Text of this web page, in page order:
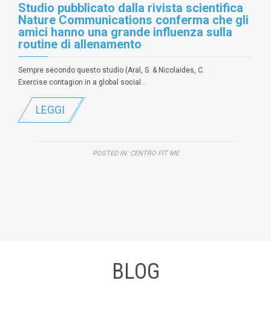
Studio pubblicato dalla rivista scientifica
Nature Communications conferma che gli
amici hanno una grande influenza sulla
routine di allenamento
Sempre secondo questo studio (Aral, S. & Nicolaides, C.
Exercise contagion in a global social…
LEGGI
POSTED IN: CENTRO FIT ME
BLOG